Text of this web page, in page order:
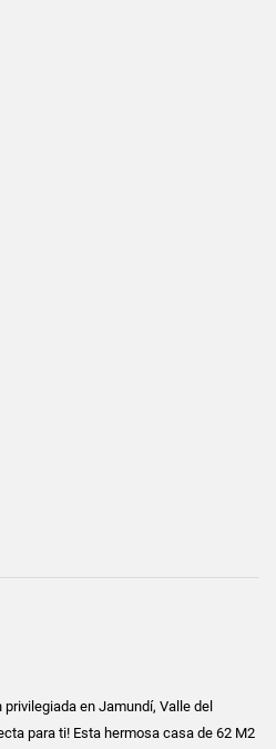
en Jamundí, Valle del
para ti! Esta hermosa casa de 62 M2